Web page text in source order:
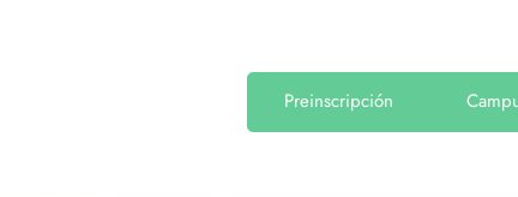
Preinscripción